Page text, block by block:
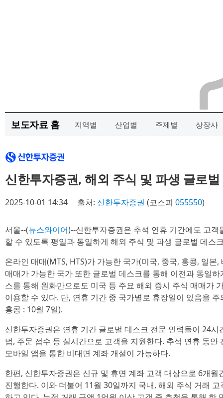
보도자료 홈 지역별 산업별 주제별 상장사
신한투자증권, 해외 주식 및 파생 글로
2025-10-01 14:34 출처: 신한투자증권 (코스피 055550)
서울--(뉴스와이어)--신한투자증권은 추석 연휴 기간에도 고
할 수 있도록 평일과 동일하게 해외 주식 및 파생 글로벌 데스
온라인 매매(MTS, HTS)가 가능한 국가(미국, 중국, 홍콩, 일본
매매가 가능한 국가 또한 글로벌 데스크를 통해 이전과 동일
스를 통해 원화만으로도 미국 등 주요 해외 증시 주식 매매가
이용할 수 있다. 단, 연휴 기간 중 국가별로 휴장일이 있음을
홍콩 : 10월 7일).
신한투자증권은 연휴 기간 글로벌 데스크 전문 인력들이 24
법, 주문 접수 등 실시간으로 고객을 지원한다. 추석 연휴 동
모바일 앱을 통한 비대면 계좌 개설이 가능하다.
한편, 신한투자증권은 신규 및 휴면 계좌 고객 대상으로 6개
진행한다. 이와 더불어 11월 30일까지 국내, 해외 주식 거래